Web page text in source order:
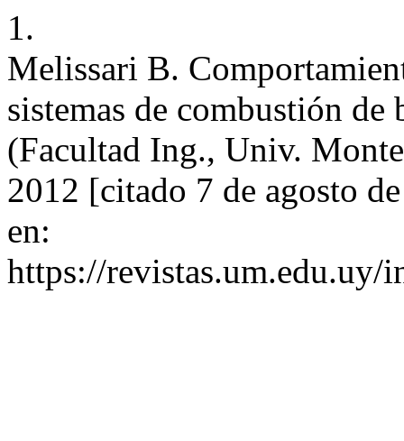
1.
Melissari B.
sistemas de combustión
(Facultad Ing., Univ.
2012 [citado 7 de agosto
en:
https://